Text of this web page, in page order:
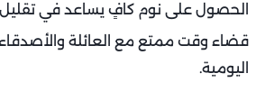
الحصول على نوم كافٍ يساعد في تقليل
قضاء وقت ممتع مع العائلة
اليومية.